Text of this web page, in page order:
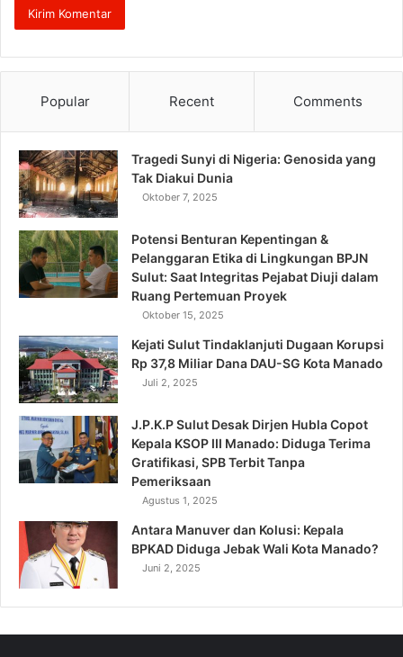
Popular Recent Comments
Tragedi Sunyi di Nigeria: Genosida yang
Tak Diakui Dunia
Oktober 7, 2025
Potensi Benturan Kepentingan &
Pelanggaran Etika di Lingkungan BPJN
Sulut: Saat Integritas Pejabat Diuji dalam
Ruang Pertemuan Proyek
Oktober 15, 2025
Kejati Sulut Tindaklanjuti Dugaan Korupsi
Rp 37,8 Miliar Dana DAU-SG Kota Manado
Juli 2, 2025
J.P.K.P Sulut Desak Dirjen Hubla Copot
Kepala KSOP III Manado: Diduga Terima
Gratifikasi, SPB Terbit Tanpa
Pemeriksaan
Agustus 1, 2025
Antara Manuver dan Kolusi: Kepala
BPKAD Diduga Jebak Wali Kota Manado?
Juni 2, 2025